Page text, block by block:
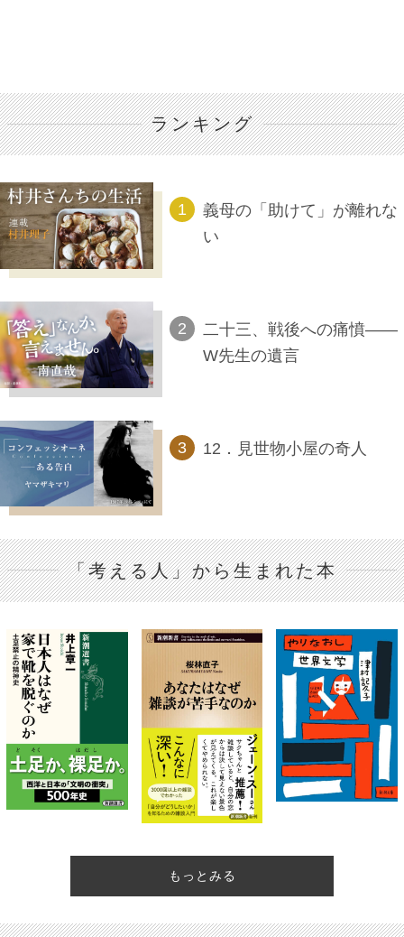
ランキング
義母の「助けて」が離れな
い
二十三、戦後への痛憤――
W先生の遺言
12．見世物小屋の奇人
「考える人」から生まれた本
もっとみる